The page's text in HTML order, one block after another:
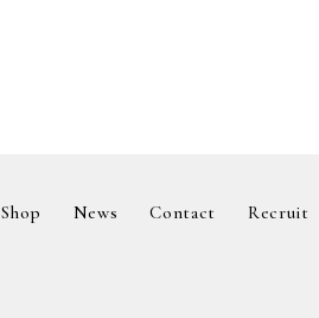
Shop News Contact Recruit